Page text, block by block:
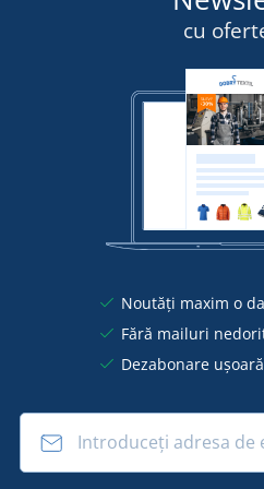
cu
Noutăți maxim o
Fără mailuri
Dezabonare ușoară